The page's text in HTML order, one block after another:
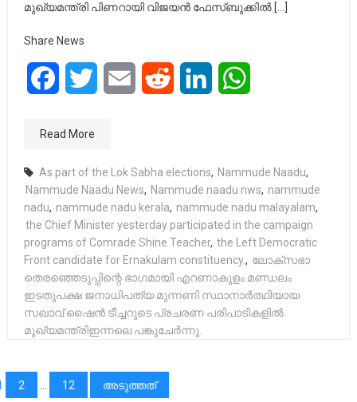
മുഖ്യമന്ത്രി പിണറായി വിജയൻ ഫേസ്ബുക്കിൽ […]
Share News
FacebookTwitter Email Reddit LinkedIn
Read More
As part of the Lok Sabha elections, Nammude Naadu,
Nammude Naadu News, Nammude naadu nws, nammude
nadu, nammude nadu kerala, nammude nadu malayalam,
the Chief Minister yesterday participated in the campaign
programs of Comrade Shine Teacher, the Left Democratic
Front candidate for Ernakulam constituency., ലോക്‌സഭാ
തെരഞ്ഞെടുപ്പിന്റെ ഭാഗമായി എറണാകുളം മണ്ഡലം
ഇടതുപക്ഷ ജനാധിപത്യ മുന്നണി സ്ഥാനാർത്ഥിയായ
സഖാവ് ഷൈൻ ടീച്ചറുടെ പ്രചരണ പരിപാടികളിൽ
മുഖ്യമന്ത്രിഇന്നലെ പങ്കുചേർന്നു.
2 12 അടുത്തത്